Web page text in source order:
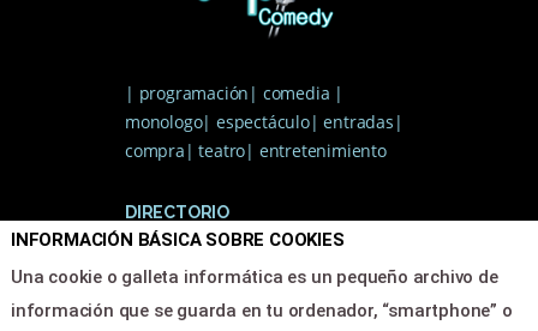
| programación| comedia |
monologo| espectáculo| entradas|
compra| teatro| entretenimiento
DIRECTORIO
Inicio
Programacion
INFORMACIÓN BÁSICA SOBRE COOKIES
Una cookie o galleta informática es un pequeño archivo de
información que se guarda en tu ordenador, “smartphone” o